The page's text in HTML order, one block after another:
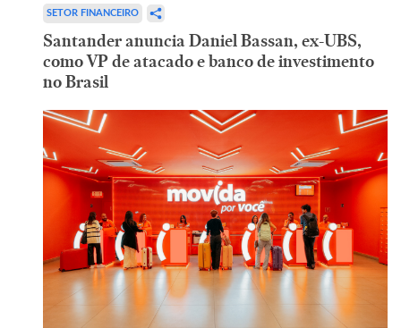
SETOR FINANCEIRO
Santander anuncia Daniel Bassan, ex-UBS,
como VP de atacado e banco de investimento
no Brasil